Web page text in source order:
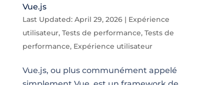
Vue.js
Last Updated: April 29, 2026| Expérience
utilisateur, Tests de performance, Tests de
performance, Expérience utilisateur
Vue.js, ou plus communément appelé